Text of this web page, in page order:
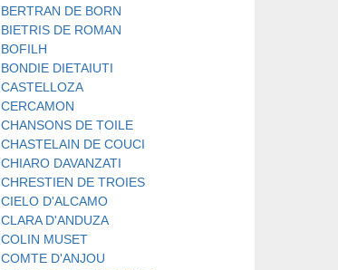
BERTRAN DE BORN
BIETRIS DE ROMAN
BOFILH
BONDIE DIETAIUTI
CASTELLOZA
CERCAMON
CHANSONS DE TOILE
CHASTELAIN DE COUCI
CHIARO DAVANZATI
CHRESTIEN DE TROIES
CIELO D'ALCAMO
CLARA D'ANDUZA
COLIN MUSET
COMTE D'ANJOU